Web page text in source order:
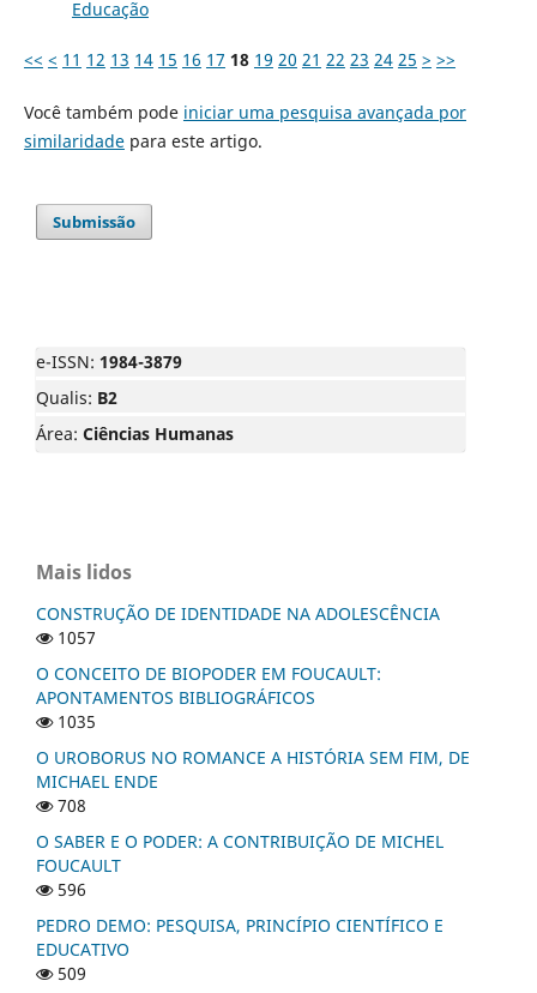
Educação
<< < 11 12 13 14 15 16 17 18 19 20 21 22 23 24 25 > >>
Você também pode iniciar uma pesquisa avançada por
similaridadepara este artigo.
Submissão
e-ISSN: 1984-3879
Qualis: B2
Área: Ciências Humanas
Mais lidos
CONSTRUÇÃO DE IDENTIDADE NA ADOLESCÊNCIA
1057
O CONCEITO DE BIOPODER EM FOUCAULT:
APONTAMENTOS BIBLIOGRÁFICOS
1035
O UROBORUS NO ROMANCE A HISTÓRIA SEM FIM, DE
MICHAEL ENDE
708
O SABER E O PODER: A CONTRIBUIÇÃO DE MICHEL
FOUCAULT
596
PEDRO DEMO: PESQUISA, PRINCÍPIO CIENTÍFICO E
EDUCATIVO
509